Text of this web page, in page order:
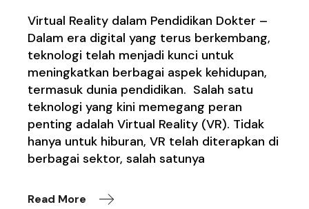
Virtual Reality dalam Pendidikan Dokter –
Dalam era digital yang terus berkembang,
teknologi telah menjadi kunci untuk
meningkatkan berbagai aspek kehidupan,
termasuk dunia pendidikan. Salah satu
teknologi yang kini memegang peran
penting adalah Virtual Reality (VR). Tidak
hanya untuk hiburan, VR telah diterapkan di
berbagai sektor, salah satunya
Read More